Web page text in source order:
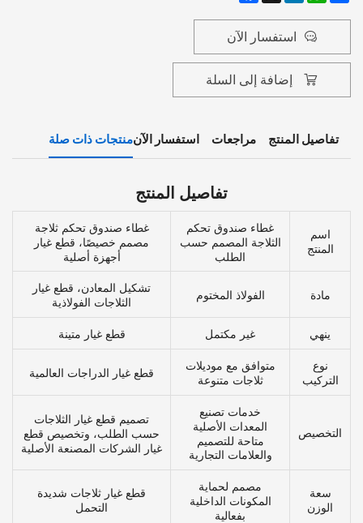
استفسار الآن
إضافة إلى السلة
تفاصيل المنتج مراجعات استفسار الآنمنتجات ذات صلة
تفاصيل المنتج
اسم
المنتج
غطاء صندوق تحكم
الثلاجة المصمم حسب
الطلب
غطاء صندوق تحكم ثلاجة
مصمم خصيصًا، قطع غيار
أجهزة أصلية
مادة الفولاذ المختوم
تشكيل المعادن، قطع غيار
الثلاجات الفولاذية
ينهي
غير مكتمل
قطع غيار متينة
نوع
التركيب
متوافق مع موديلات
ثلاجات متنوعة
قطع غيار الدراجات العالمية
التخصيص
خدمات تصنيع
المعدات الأصلية
متاحة للتصميم
والعلامات التجارية
تصميم قطع غيار الثلاجات
حسب الطلب، وتخصيص قطع
غيار الشركات المصنعة الأصلية
سعة
الوزن
مصمم لحماية
المكونات الداخلية
بفعالية
قطع غيار ثلاجات شديدة
التحمل